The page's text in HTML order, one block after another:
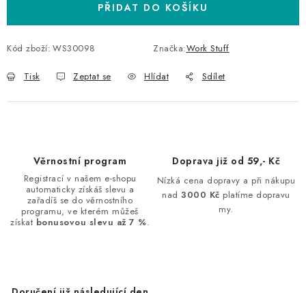
PŘIDAT DO KOŠÍKU
Kód zboží: WS30098 Značka:Work Stuff
Tisk Zeptat se Hlídat Sdílet
Věrnostní program
Registrací v našem e-shopu
automaticky získáš slevu a
zařadíš se do věrnostního
programu, ve kterém můžeš
získat bonusovou slevu až 7 %.
Doprava již od 59,- Kč
Nízká cena dopravy a při nákupu
nad3000 Kč platíme dopravu
my.